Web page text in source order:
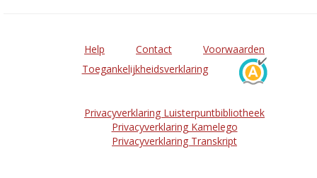
Help Contact
Voorwaarden
Toegankelijkheidsverklaring
Privacyverklaring Luisterpuntbibliotheek
Privacyverklaring Kamelego
Privacyverklaring Transkript